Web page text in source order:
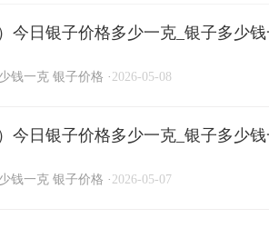
大清银币 / 长城币 / 老
周大生
/ 潮宏基 / 亚一金店
）今日银子价格多少一克_银子多少
钱一克 银子价格 · 2026-05-08
）今日银子价格多少一克_银子多少
钱一克 银子价格 · 2026-05-07